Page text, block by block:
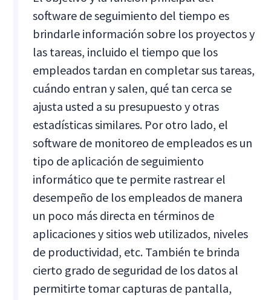
software de seguimiento del tiempo es
brindarle información sobre los proyectos y
las tareas, incluido el tiempo que los
empleados tardan en completar sus tareas,
cuándo entran y salen, qué tan cerca se
ajusta usted a su presupuesto y otras
estadísticas similares. Por otro lado, el
software de monitoreo de empleados es un
tipo de aplicación de seguimiento
informático que te permite rastrear el
desempeño de los empleados de manera
un poco más directa en términos de
aplicaciones y sitios web utilizados, niveles
de productividad, etc. También te brinda
cierto grado de seguridad de los datos al
permitirte tomar capturas de pantalla,